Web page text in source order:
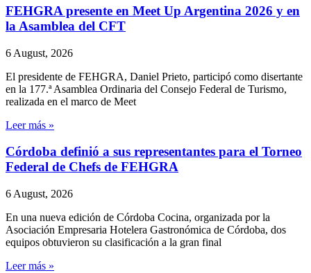
FEHGRA presente en Meet Up Argentina 2026 y en
la Asamblea del CFT
6 August, 2026
El presidente de FEHGRA, Daniel Prieto, participó como disertante
en la 177.ª Asamblea Ordinaria del Consejo Federal de Turismo,
realizada en el marco de Meet
Leer más »
Córdoba definió a sus representantes para el Torneo
Federal de Chefs de FEHGRA
6 August, 2026
En una nueva edición de Córdoba Cocina, organizada por la
Asociación Empresaria Hotelera Gastronómica de Córdoba, dos
equipos obtuvieron su clasificación a la gran final
Leer más »